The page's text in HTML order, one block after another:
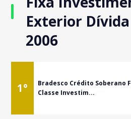
Exterior
2006
1°
Bradesco Crédito Soberano
Classe Investim...